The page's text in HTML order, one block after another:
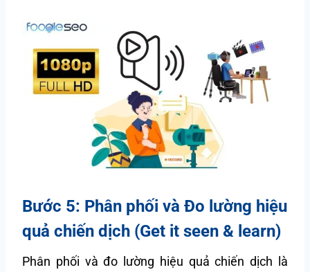
Bước 5: Phân phối và Đo lường hiệu
quả chiến dịch (Get it seen & learn)
Phân phối và đo lường hiệu quả chiến dịch là